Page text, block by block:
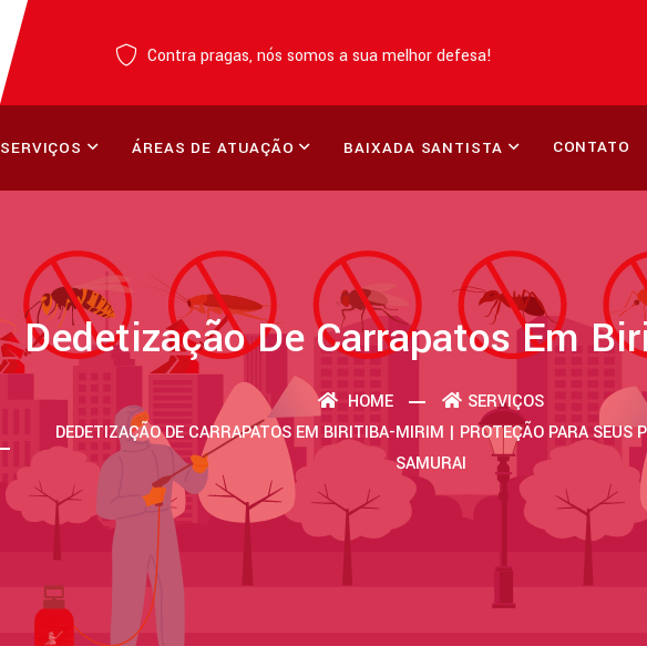
Contra pragas, nós somos a sua melhor defesa!
SERVIÇOS ÁREAS DE ATUAÇÃO BAIXADA SANTISTA CONTATO
Dedetização De Carrapatos Em
HOME
SERVIÇOS
DEDETIZAÇÃO DE CARRAPATOS EM BIRITIBA-MIRIM | PROTEÇÃO PARA SEUS
SAMURAI